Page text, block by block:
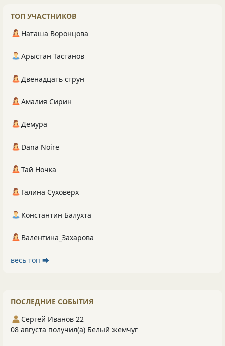
ТОП УЧАСТНИКОВ
Наташа Воронцова
Арыстан Тастанов
Двенадцать струн
Амалия Сирин
Демура
Dana Noire
Тай Ночка
Галина Суховерх
Константин Балухта
Валентина_Захарова
весь топ ⮕
ПОСЛЕДНИЕ СОБЫТИЯ
Сергей Иванов 22
08 августа получил(а) Белый жемчуг